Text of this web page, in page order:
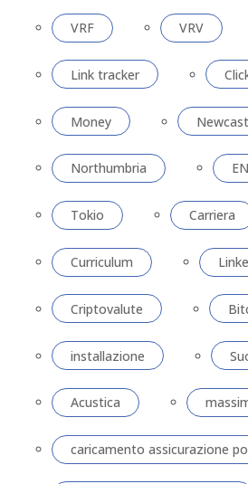
VRF VRV
Link tracker
Money
Northumbria
Tokio Carriera
Curriculum
Criptovalute
installazione
Acustica
caricamento assicurazione